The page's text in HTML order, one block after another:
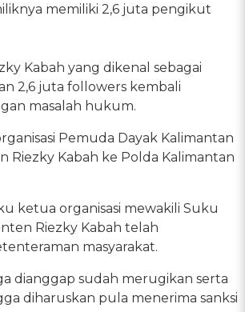
memiliki 2,6 juta pengikut
Kabah yang dikenal sebagai
2,6 juta followers kembali
masalah hukum.
Pemuda Dayak Kalimantan
Riezky Kabah ke Polda Kalimantan
ketua organisasi mewakili Suku
Riezky Kabah telah
masyarakat.
dianggap sudah merugikan serta
diharuskan pula menerima sanksi